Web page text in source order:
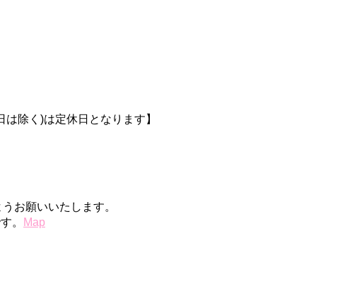
は除く)は定休日となり ます 】
お願いいたします。
す。 Map